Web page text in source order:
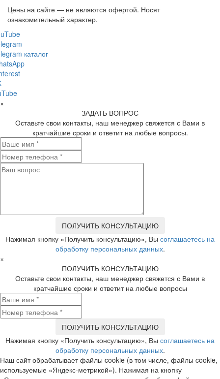
Цены на сайте — не являются офертой. Носят
ознакомительный характер.
каталог
×
ЗАДАТЬ ВОПРОС
Оставьте свои контакты, наш менеджер свяжется с Вами в
кратчайшие сроки и ответит на любые вопросы.
Нажимая кнопку «Получить консультацию», Вы соглашаетесь на
обработку персональных данных.
×
ПОЛУЧИТЬ КОНСУЛЬТАЦИЮ
Оставьте свои контакты, наш менеджер свяжется с Вами в
кратчайшие сроки и ответит на любые вопросы
Нажимая кнопку «Получить консультацию», Вы соглашаетесь на
обработку персональных данных.
Наш сайт обрабатывает файлы cookie (в том числе, файлы cookie,
используемые «Яндекс-метрикой»). Нажимая на кнопку